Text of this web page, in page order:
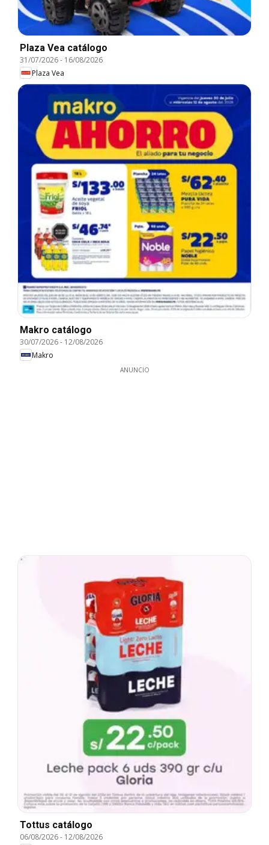
Plaza Vea catálogo
31/07/2026- 16/08/2026
Plaza Vea
Makro catálogo
30/07/2026- 12/08/2026
Makro
ANUNCIO
Tottus catálogo
06/08/2026- 12/08/2026